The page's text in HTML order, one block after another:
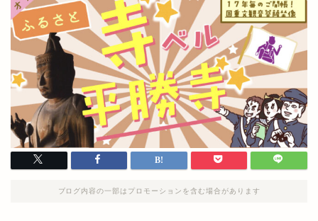
ブログ内容の一部はプロモーションを含む場合があります